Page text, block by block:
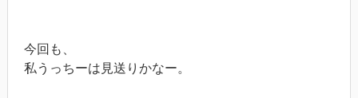
今回も、
私うっちーは見送りかなー。